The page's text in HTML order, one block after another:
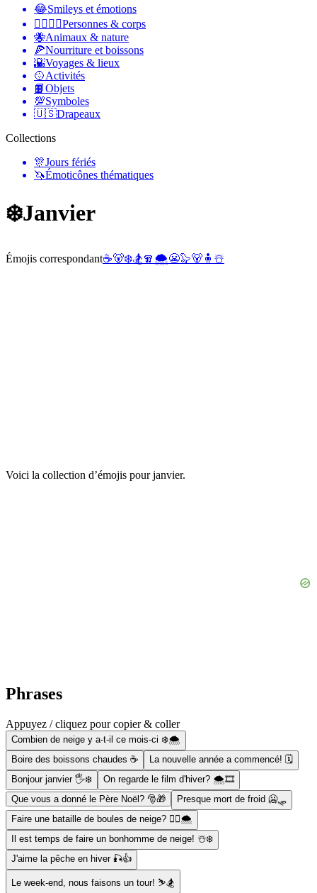
😂Smileys et émotions
👩‍❤️‍💋‍👨Personnes & corps
🐝Animaux & nature
🍕Nourriture et boissons
🌇Voyages & lieux
🥎Activités
📙Objets
💯Symboles
🇺🇸Drapeaux
Collections
🎊Jours fériés
🦄Émoticônes thématiques
❄️Janvier
Émojis correspondant☕🐻‍❄️🏂🧣 🌨️😬🦭🐻 🧍 ☃️
Voici la collection d’émojis pour janvier.
Phrases
Appuyez / cliquez pour copier & coller
Combien de neige y a-t-il ce mois-ci ❄️🌨️
Boire des boissons chaudes ☕
La nouvelle année a commencé! 🗓
Bonjour janvier 🖐❄️
On regarde le film d'hiver? 🌨️🎞️
Que vous a donné le Père Noël? 🎅🎁
Presque mort de froid 🥶🛷
Faire une bataille de boules de neige? 🤾‍♀️🌨
Il est temps de faire un bonhomme de neige! ☃️❄️
J'aime la pêche en hiver 🎣👍
Le week-end, nous faisons un tour! ⛷️🏂